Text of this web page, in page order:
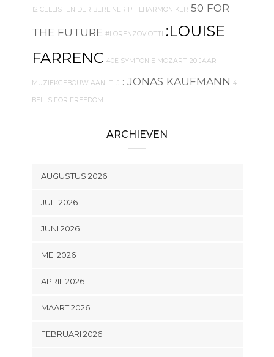
12 CELLISTEN DER BERLINER PHILHARMONIKER 50 FOR
THE FUTURE #LORENZOVIOTTI :LOUISE
FARRENC 40E SYMFONIE MOZART 20 JAAR
MUZIEKGEBOUW AAN 'T IJ : JONAS KAUFMANN 4
BELLS FOR FREEDOM
ARCHIEVEN
AUGUSTUS 2026
JULI 2026
JUNI 2026
MEI 2026
APRIL 2026
MAART 2026
FEBRUARI 2026